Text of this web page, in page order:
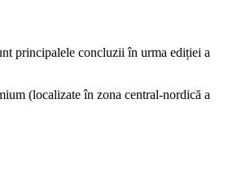
principalele concluzii în urma ediției a
(localizate în zona central-nordică a